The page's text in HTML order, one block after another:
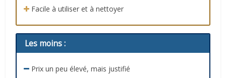
Facile à utiliser et à nettoyer
Les moins :
Prix un peu élevé, mais justifié